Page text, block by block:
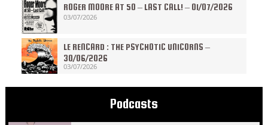
ROGER MOORE AT 50 – LAST CALL! – 01/07/2026
03/07/2026
LE RENCARD : THE PSYCHOTIC UNICORNS –
30/06/2026
03/07/2026
Podcasts